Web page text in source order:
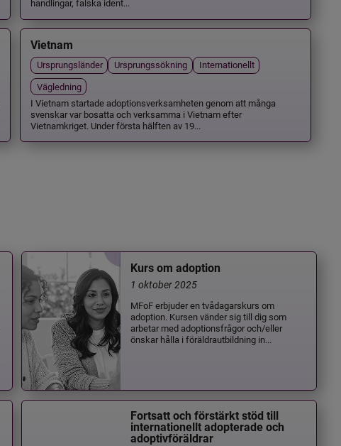
handlingar, falska ident...
Vietnam
Ursprungsländer Ursprungssökning
Internationellt
Vägledning
I Vietnam startade adoptionsverksamheten genom att många
svenskar var bosatta och verksamma i Vietnam efter
Vietnamkriget. Under första hälften av 19...
Kurs om adoption
1 oktober 2025
MFoF erbjuder en tvådagarskurs om
adoption. Kursen vänder sig till dig som
arbetar med adoptionsfrågor och/eller
önskar hålla i föräldrautbildning in...
Fortsatt och förstärkt stöd till
internationellt adopterade och
adoptivföräldrar